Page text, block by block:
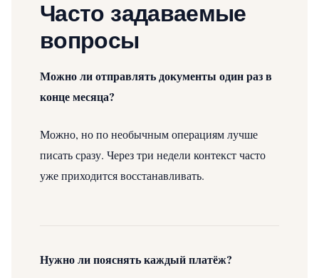
Часто задаваемые
вопросы
Можно ли отправлять документы один раз в
конце месяца?
Можно, но по необычным операциям лучше
писать сразу. Через три недели контекст часто
уже приходится восстанавливать.
Нужно ли пояснять каждый платёж?